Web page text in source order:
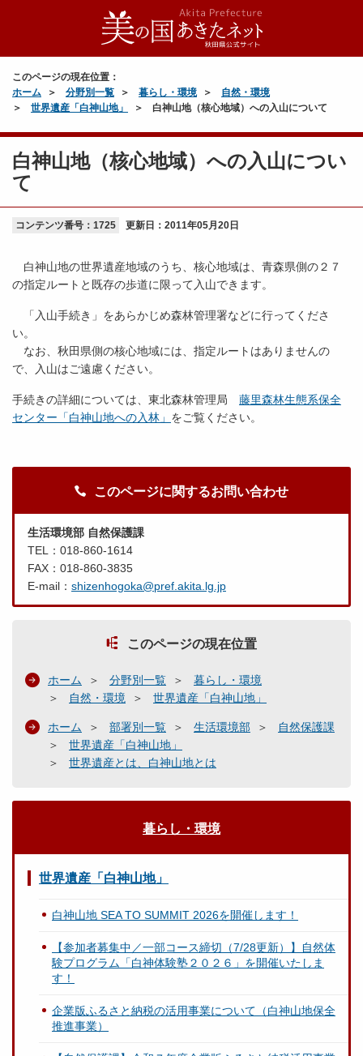
このページの現在位置：
ホーム
分野別一覧 暮らし・環境
自然・環境
世界遺産「白神山地」
白神山地（核心地域）への入山について
白神山地（核心地域）への入山につい
て
コンテンツ番号：1725 更新日： 2011年05月20日
白神山地の世界遺産地域のうち、核心地域は、青森県側の２７
の指定ルートと既存の歩道に限って入山できます。
「入山手続き」をあらかじめ森林管理署などに行ってくださ
い。
なお、秋田県側の核心地域には、指定ルートはありませんの
で、入山はご遠慮ください。
手続きの詳細については、東北森林管理局 藤里森林生態系保全
センター「白神山地への入林」 をご覧ください。
このページに関するお問い合わせ
生活環境部 自然保護課
TEL：018-860-1614
FAX：018-860-3835
E-mail： shizenhogoka@pref.akita.lg.jp
このページの現在位置
ホーム 分野別一覧
暮らし・環境
自然・環境
世界遺産「白神山地」
ホーム 部署別一覧 生活環境部
自然保護課
世界遺産「白神山地」
世界遺産とは、白神山地とは
暮らし・環境
世界遺産「白神山地」
白神山地 SEA TO SUMMIT 2026を開催します！
【参加者募集中／一部コース締切（7/28更新）】自然体
験プログラム「白神体験塾２０２６」を開催いたしま
す！
企業版ふるさと納税の活用事業について（白神山地保全
推進事業）